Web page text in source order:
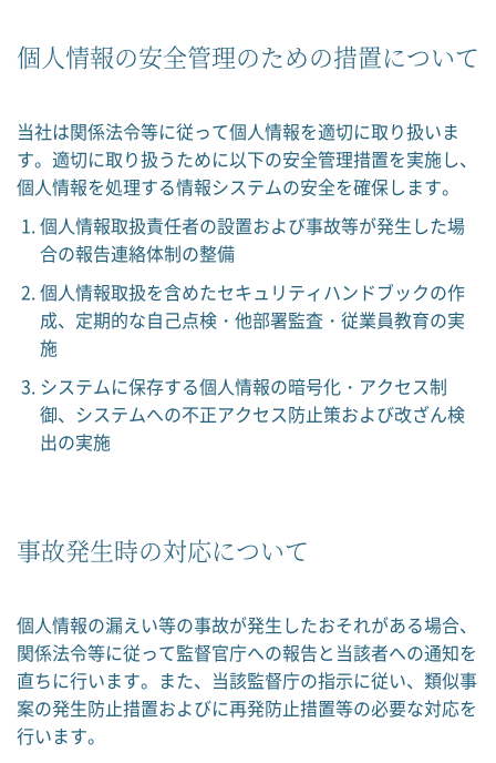
個人情報の安全管理のための措置について
当社は関係法令等に従って個人情報を適切に取り扱いま
す。適切に取り扱うために以下の安全管理措置を実施し、
個人情報を処理する情報システムの安全を確保します。
個人情報取扱責任者の設置および事故等が発生した場
合の報告連絡体制の整備
個人情報取扱を含めたセキュリティハンドブックの作
成、定期的な自己点検・他部署監査・従業員教育の実
施
システムに保存する個人情報の暗号化・アクセス制
御、システムへの不正アクセス防止策および改ざん検
出の実施
事故発生時の対応について
個人情報の漏えい等の事故が発生したおそれがある場合、
関係法令等に従って監督官庁への報告と当該者への通知を
直ちに行います。また、当該監督庁の指示に従い、類似事
案の発生防止措置およびに再発防止措置等の必要な対応を
行います。